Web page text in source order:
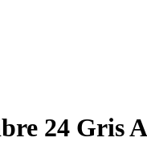
24 Gris